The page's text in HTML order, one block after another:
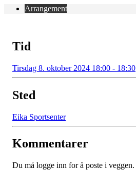
Arrangement
Tid
Tirsdag 8. oktober 2024 18:00 - 18:30
Sted
Eika Sportsenter
Kommentarer
Du må logge inn for å poste i veggen.